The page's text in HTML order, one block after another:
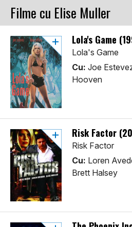
Filme cu Elise Muller
Lola's Game
Lola's Game
Cu: Joe
Hooven
Risk Factor
Risk Factor
Cu: Loren
Brett Halsey